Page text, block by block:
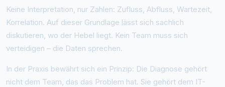
Keine Interpretation, nur Zahlen: Zufluss, Abfluss, Wartezeit,
Korrelation. Auf dieser Grundlage lässt sich sachlich
diskutieren, wo der Hebel liegt. Kein Team muss sich
verteidigen – die Daten sprechen.
In der Praxis bewährt sich ein Prinzip: Die Diagnose gehört
nicht dem Team, das das Problem hat. Sie gehört dem IT-